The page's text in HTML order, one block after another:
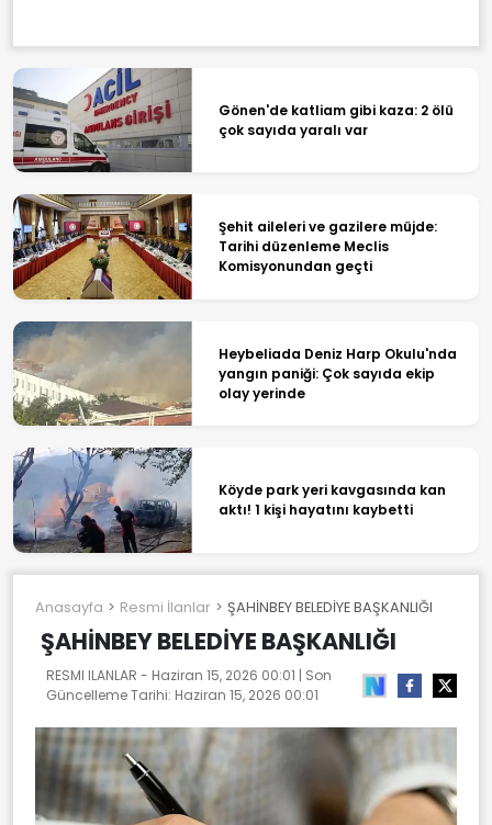
Gönen'de katliam gibi kaza: 2 ölü
çok sayıda yaralı var
Şehit aileleri ve gazilere müjde:
Tarihi düzenleme Meclis
Komisyonundan geçti
Heybeliada Deniz Harp Okulu'nda
yangın paniği: Çok sayıda ekip
olay yerinde
Köyde park yeri kavgasında kan
aktı! 1 kişi hayatını kaybetti
Anasayfa Resmi İlanlar ŞAHİNBEY BELEDİYE BAŞKANLIĞI
ŞAHİNBEY BELEDİYE BAŞKANLIĞI
RESMI ILANLAR - Haziran 15, 2026 00:01 | Son
Güncelleme Tarihi: Haziran 15, 2026 00:01